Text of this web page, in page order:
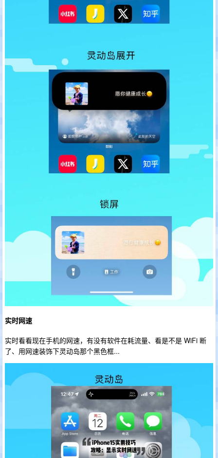
实时网速
实时看看现在手机的网速，有没有软件在耗流量、看是不是 WiFi 断
了、用网速装饰下灵动岛那个黑色框...